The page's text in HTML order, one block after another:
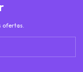
ofertas.